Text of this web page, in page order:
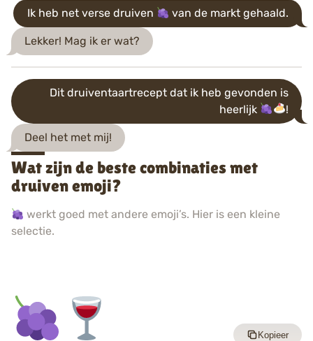
Ik heb net verse druiven van de markt gehaald.
Lekker! Mag ik er wat?
Dit druiventaartrecept dat ik heb gevonden is
heerlijk
!
Deel het met mij!
Wat zijn de beste combinaties met
druiven emoji?
werkt goed met andere emoji’s. Hier is een kleine
selectie.
Kopieer